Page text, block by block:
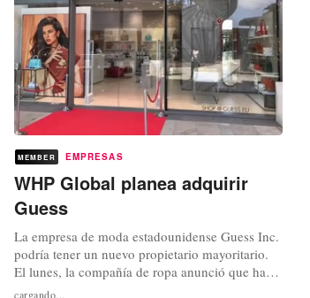
MEMBER EMPRESAS
WHP Global planea adquirir
Guess
La empresa de moda estadounidense Guess Inc.
podría tener un nuevo propietario mayoritario.
El lunes, la compañía de ropa anunció que había
recibido una oferta de adquisición no vinculante
cargando...